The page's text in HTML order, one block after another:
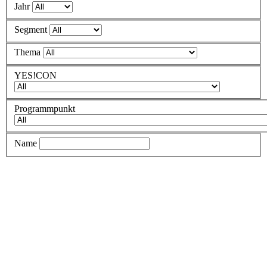
Jahr
Segment
Thema
YES!CON
Programmpunkt
Name